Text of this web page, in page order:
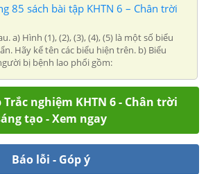
85 sách bài tập KHTN 6 – Chân trời
a) Hình (1), (2), (3), (4), (5) là một số biểu
Hãy kể tên các biểu hiện trên. b) Biểu
bị bệnh lao phổi gồm:
Trắc nghiệm KHTN 6 - Chân trời
tạo - Xem ngay
Báo lỗi - Góp ý